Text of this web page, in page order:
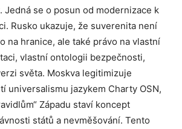
Jedná se o posun od modernizace k
Rusko ukazuje, že suverenita není
na hranice, ale také právo na vlastní
vlastní ontologii bezpečnosti,
světa. Moskva legitimizuje
universalismu jazykem Charty OSN,
Západu staví koncept
států a nevměšování. Tento